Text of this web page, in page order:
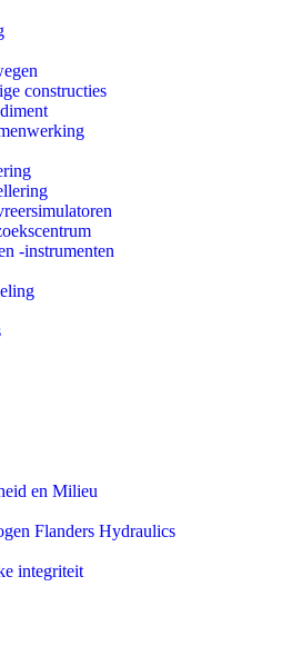
constructies
-instrumenten
en Milieu
Flanders Hydraulics
integriteit